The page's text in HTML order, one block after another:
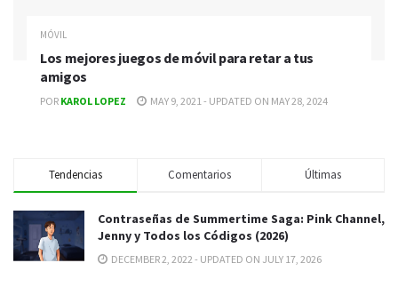
MÓVIL
Los mejores juegos de móvil para retar a tus
amigos
POR KAROL LOPEZ MAY 9, 2021 - UPDATED ON MAY 28, 2024
Tendencias Comentarios Últimas
Contraseñas de Summertime Saga: Pink Channel,
Jenny y Todos los Códigos (2026)
DECEMBER 2, 2022 - UPDATED ON JULY 17, 2026